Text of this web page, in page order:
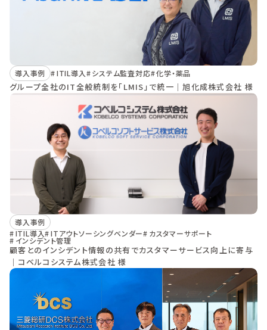
導入事例 ITIL導入 システム監査対応 化学・薬品
グループ全社のIT全般統制を「LMIS」で統一｜旭化成株式会社 様
導入事例
ITIL導入 ITアウトソーシングベンダー カスタマーサポート
インシデント管理
顧客とのインシデント情報の共有でカスタマーサービス向上に寄与
｜コベルコシステム株式会社 様